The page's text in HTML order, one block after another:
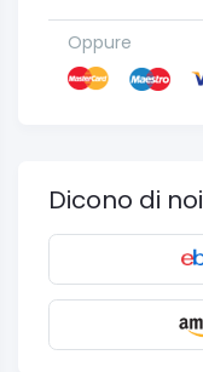
Oppure
Dicono di noi